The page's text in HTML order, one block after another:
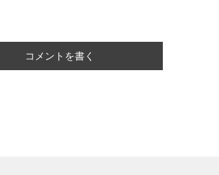
コメントを書く